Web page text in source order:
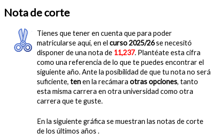
Nota de corte
Tienes que tener en cuenta que para poder
matricularse aquí, en el curso 2025/26se necesitó
disponer de una nota de 11,237. Plantéate esta cifra
como una referencia de lo que te puedes encontrar el
siguiente año. Ante la posibilidad de que tu nota no será
suficiente, tenen la recámara otras opciones, tanto
esta misma carrera en otra universidad como otra
carrera que te guste.
En la siguiente gráfica se muestran las notas de corte
de los últimos años .